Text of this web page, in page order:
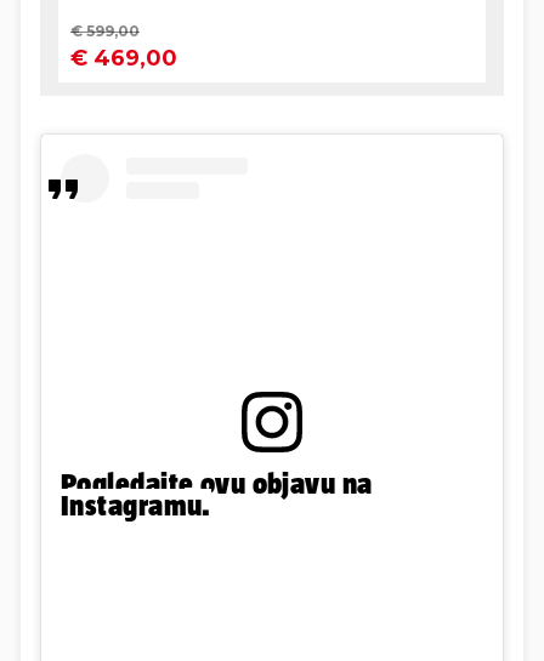
Pogledajte ovu objavu na
Instagramu.